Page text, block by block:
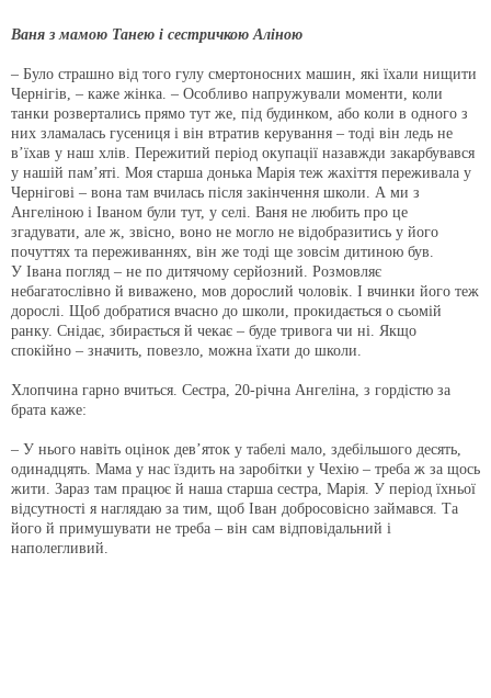
Ваня з мамою Танею і сестричкою Аліною
– Було страшно від того гулу смертоносних машин, які їхали нищити
Чернігів, – каже жінка. – Особливо напружували моменти, коли
танки розвертались прямо тут же, під будинком, або коли в одного з
них зламалась гусениця і він втратив керування – тоді він ледь не
в’їхав у наш хлів. Пережитий період окупації назавжди закарбувався
у нашій пам’яті. Моя старша донька Марія теж жахіття переживала у
Чернігові – вона там вчилась після закінчення школи. А ми з
Ангеліною і Іваном були тут, у селі. Ваня не любить про це
згадувати, але ж, звісно, воно не могло не відобразитись у його
почуттях та переживаннях, він же тоді ще зовсім дитиною був.
У Івана погляд – не по дитячому серйозний. Розмовляє
небагатослівно й виважено, мов дорослий чоловік. І вчинки його теж
дорослі. Щоб добратися вчасно до школи, прокидається о сьомій
ранку. Снідає, збирається й чекає – буде тривога чи ні. Якщо
спокійно – значить, повезло, можна їхати до школи.
Хлопчина гарно вчиться. Сестра, 20-річна Ангеліна, з гордістю за
брата каже:
– У нього навіть оцінок дев’яток у табелі мало, здебільшого десять,
одинадцять. Мама у нас їздить на заробітки у Чехію – треба ж за щось
жити. Зараз там працює й наша старша сестра, Марія. У період їхньої
відсутності я наглядаю за тим, щоб Іван добросовісно займався. Та
його й примушувати не треба – він сам відповідальний і
наполегливий.